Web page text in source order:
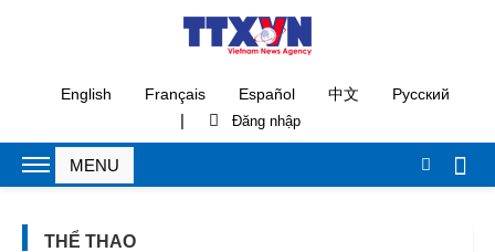
English Français Español 中文 Русский
|
THỂ THAO